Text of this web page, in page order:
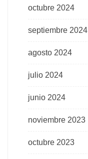
octubre 2024
septiembre 2024
agosto 2024
julio 2024
junio 2024
noviembre 2023
octubre 2023